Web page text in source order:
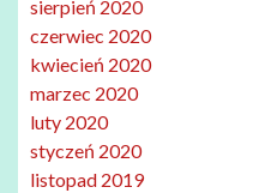
sierpień 2020
czerwiec 2020
kwiecień 2020
marzec 2020
luty 2020
styczeń 2020
listopad 2019